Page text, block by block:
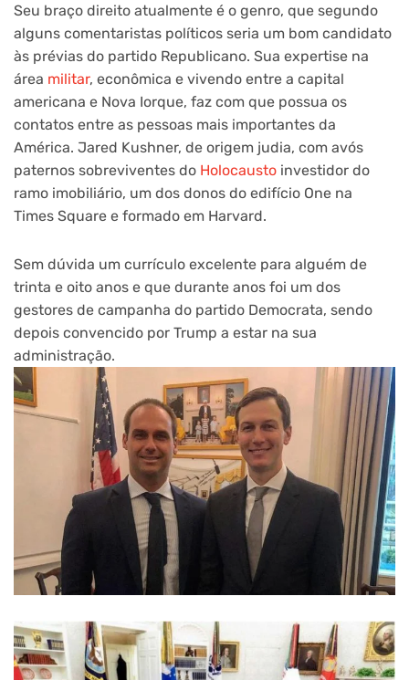
Seu braço direito atualmente é o genro, que segundo
alguns comentaristas políticos seria um bom candidato
às prévias do partido Republicano. Sua expertise na
área militar, econômica e vivendo entre a capital
americana e Nova Iorque, faz com que possua os
contatos entre as pessoas mais importantes da
América. Jared Kushner, de origem judia, com avós
paternos sobreviventes do Holocausto investidor do
ramo imobiliário, um dos donos do edifício One na
Times Square e formado em Harvard.
Sem dúvida um currículo excelente para alguém de
trinta e oito anos e que durante anos foi um dos
gestores de campanha do partido Democrata, sendo
depois convencido por Trump a estar na sua
administração.